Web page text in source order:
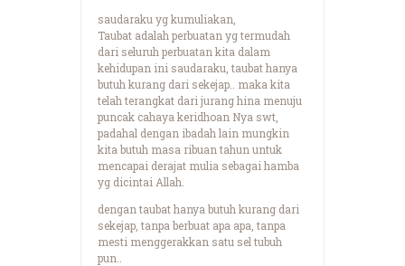
saudaraku yg kumuliakan,
Taubat adalah perbuatan yg termudah
dari seluruh perbuatan kita dalam
kehidupan ini saudaraku, taubat hanya
butuh kurang dari sekejap.. maka kita
telah terangkat dari jurang hina menuju
puncak cahaya keridhoan Nya swt,
padahal dengan ibadah lain mungkin
kita butuh masa ribuan tahun untuk
mencapai derajat mulia sebagai hamba
yg dicintai Allah.
dengan taubat hanya butuh kurang dari
sekejap, tanpa berbuat apa apa, tanpa
mesti menggerakkan satu sel tubuh
pun..